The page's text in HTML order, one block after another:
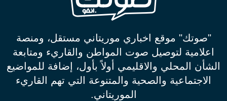
"صوتك" موقع اخباري موريتاني مستقل، ومنصة
اعلامية لتوصيل صوت المواطن والقاريء ومتابعة
الشأن المحلي والاقليمي أولاً بأول، إضافة للمواضيع
الاجتماعية والصحية والمتنوعة التي تهم القاريء
الموريتاني.